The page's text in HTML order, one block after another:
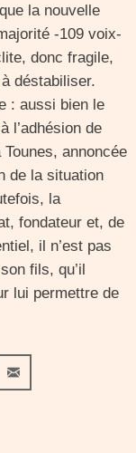
la nouvelle
-109 voix-
donc fragile,
déstabiliser.
: aussi bien le
l’adhésion de
annoncée
de la situation
la
fondateur et, de
il n’est pas
fils, qu’il
lui permettre de